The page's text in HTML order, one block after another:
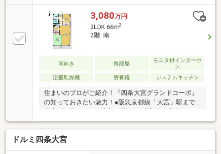
クリーニング等）■阪急京都線「大宮」駅徒歩約1分、
京福「四条大宮」駅徒歩約2分の2沿線利用可。四条通
沿いの利便性の高い立地。■スーパー・ドラッグスト
ア・コンビニが徒歩3分圏内で生活便利■エレベーター
付き・総戸数86戸のマンション■空室につき、いつで
もご案内可能ですのでお気軽にお問い合わせ下さいま
3,080万円
2LDK 66m2
2階 南
南向き 角部屋
モニタ付インターホ
ン
浴室乾燥機
所有権 システムキッチン
住まいのプロがご紹介！『四条大宮グランドコーポ』
の知っておきたい魅力！●阪急京都線「大宮」駅まで
す。●和室と洋室が1部屋ずつ配置された「2LDK」。
●LDKは、南・東側の2面採光。●LDKと和室は、一体利
用で約22.2帖の広さです。●キッチンはクローズドタイ
プ。●IHクッキングヒーター・浴室暖房乾燥機などの
ドルミ四条大宮